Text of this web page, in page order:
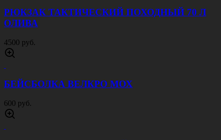
РЮКЗАК ТАКТИЧЕСКИЙ ПОХОДНЫЙ 70 Л
ОЛИВА
4500 руб.
БЕЙСБОЛКА ВЕЛКРО МОХ
600 руб.